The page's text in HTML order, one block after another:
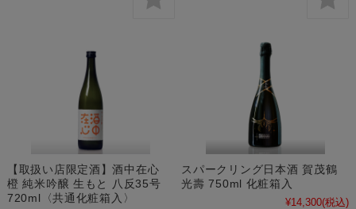
【取扱い店限定酒】酒中在心
橙 純米吟醸 生もと 八反35号
720ml〈共通化粧箱入〉
スパークリング日本酒 賀茂鶴
光壽 750ml 化粧箱入
¥14,300(税込)